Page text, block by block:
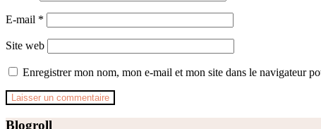
E-mail *
Site web
Enregistrer mon nom, mon e-mail et mon site dans le navigateur
Blogroll